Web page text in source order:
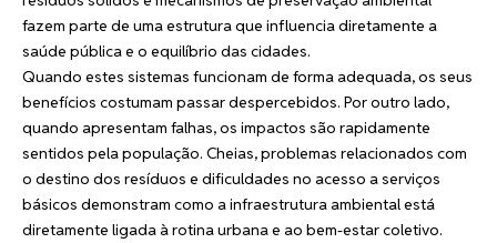
fazem parte de uma estrutura que influencia diretamente a
saúde pública e o equilíbrio das cidades.
Quando estes sistemas funcionam de forma adequada, os seus
benefícios costumam passar despercebidos. Por outro lado,
quando apresentam falhas, os impactos são rapidamente
sentidos pela população. Cheias, problemas relacionados com
o destino dos resíduos e dificuldades no acesso a serviços
básicos demonstram como a infraestrutura ambiental está
diretamente ligada à rotina urbana e ao bem-estar coletivo.